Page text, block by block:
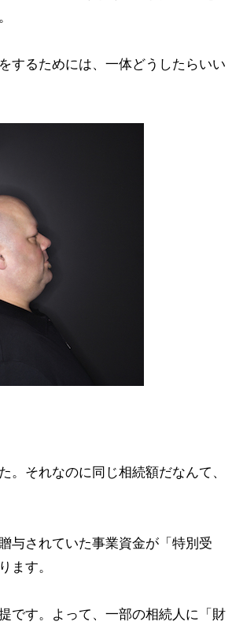
するためには、一体どうしたらいい
。それなのに同じ相続額だなんて、
与されていた事業資金が「特別受
ます。
です。よって、一部の相続人に「財